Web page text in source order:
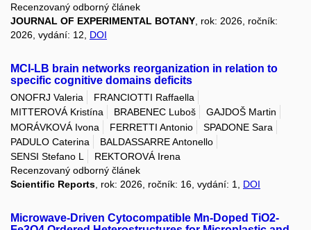
Recenzovaný odborný článek
JOURNAL OF EXPERIMENTAL BOTANY , rok: 2026, ročník:
2026, vydání: 12, DOI
MCI-LB brain networks reorganization in relation to
specific cognitive domains deficits
ONOFRJ Valeria
FRANCIOTTI Raffaella
MITTEROVÁ Kristína
BRABENEC Luboš
GAJDOŠ Martin
MORÁVKOVÁ Ivona
FERRETTI Antonio
SPADONE Sara
PADULO Caterina
BALDASSARRE Antonello
SENSI Stefano L
REKTOROVÁ Irena
Recenzovaný odborný článek
Scientific Reports, rok: 2026, ročník: 16, vydání: 1, DOI
Microwave-Driven Cytocompatible Mn-Doped TiO2-